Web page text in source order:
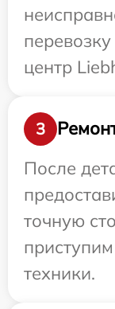
центр
3
После
точную
техники.